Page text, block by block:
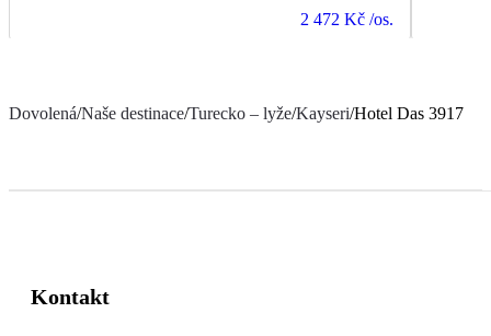
2 472 Kč /os.
Dovolená/Naše destinace/Turecko – lyže/Kayseri/Hotel Das 3917
Kontakt